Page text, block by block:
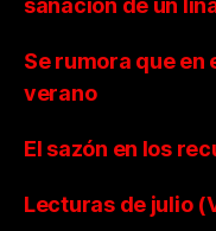
sanación de un
Se rumora que en
verano
El sazón en los
Lecturas de julio